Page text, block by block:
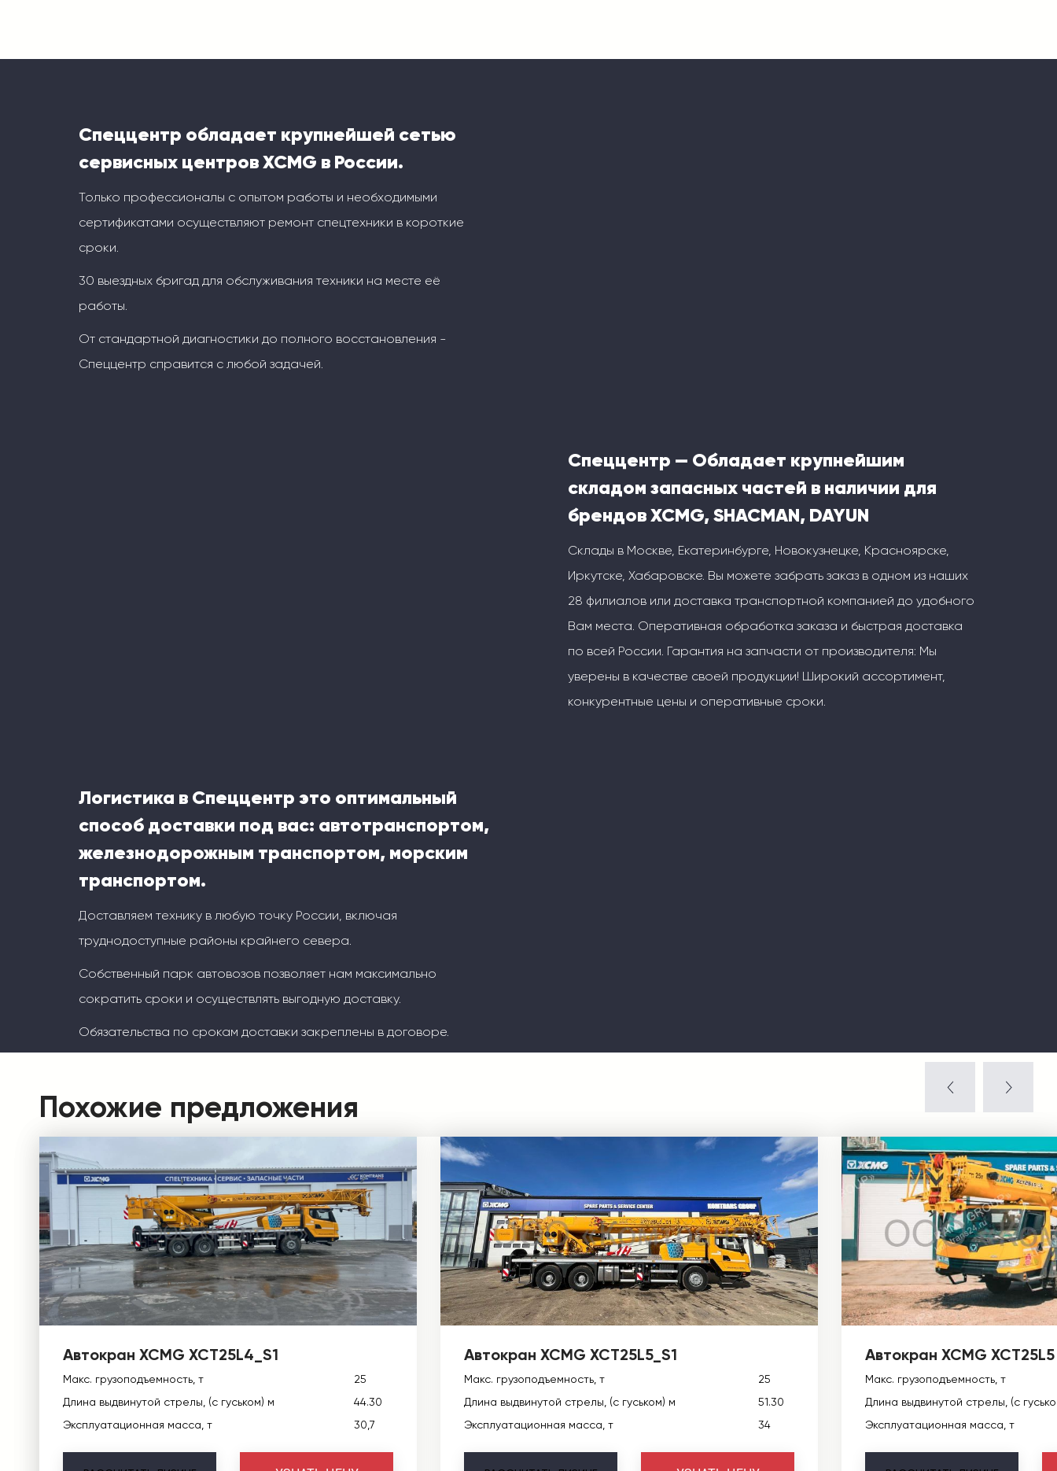
Спеццентр обладает крупнейшей сетью
сервисных центров XCMG в России.
Только профессионалы с опытом работы и необходимыми
сертификатами осуществляют ремонт спецтехники в короткие
сроки.
30 выездных бригад для обслуживания техники на месте её
работы.
От стандартной диагностики до полного восстановления -
Спеццентр справится с любой задачей.
Спеццентр — Обладает крупнейшим
складом запасных частей в наличии для
брендов XCMG, SHACMAN, DAYUN
Склады в Москве, Екатеринбурге, Новокузнецке, Красноярске,
Иркутске, Хабаровске. Вы можете забрать заказ в одном из наших
28 филиалов или доставка транспортной компанией до удобного
Вам места. Оперативная обработка заказа и быстрая доставка
по всей России. Гарантия на запчасти от производителя: Мы
уверены в качестве своей продукции! Широкий ассортимент,
конкурентные цены и оперативные сроки.
Логистика в Спеццентр это оптимальный
способ доставки под вас: автотранспортом,
железнодорожным транспортом, морским
транспортом.
Доставляем технику в любую точку России, включая
труднодоступные районы крайнего севера.
Собственный парк автовозов позволяет нам максимально
сократить сроки и осуществлять выгодную доставку.
Обязательства по срокам доставки закреплены в договоре.
Похожие предложения
Автокран XCMG XCT25L4_S1
Макс. грузоподъемность, т
25
Длина выдвинутой стрелы, (с гуськом) м
44.30
Эксплуатационная масса, т
30,7
Автокран XCMG XCT25L5_S1
Макс. грузоподъемность, т
25
Длина выдвинутой стрелы, (с гуськом) м
51.30
Эксплуатационная масса, т
34
Автокран XCMG XCT25L5
Макс. грузоподъемность, т
Длина выдвинутой стрелы, (с
Эксплуатационная масса, т